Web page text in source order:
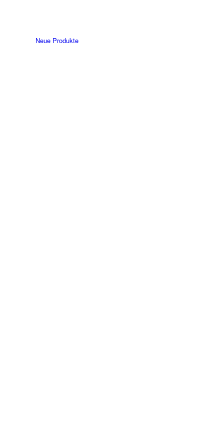
Neue Produkte